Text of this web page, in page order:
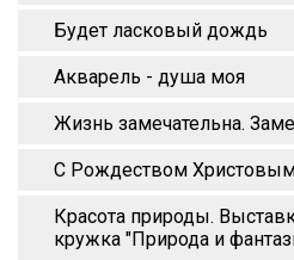
Будет ласковый дождь
Акварель - душа моя
Жизнь замечательна.
С Рождеством
Красота природы.
кружка "Природа и